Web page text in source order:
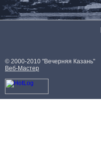
© 2000-2010 "Вечерняя Казань"
Веб-Мастер